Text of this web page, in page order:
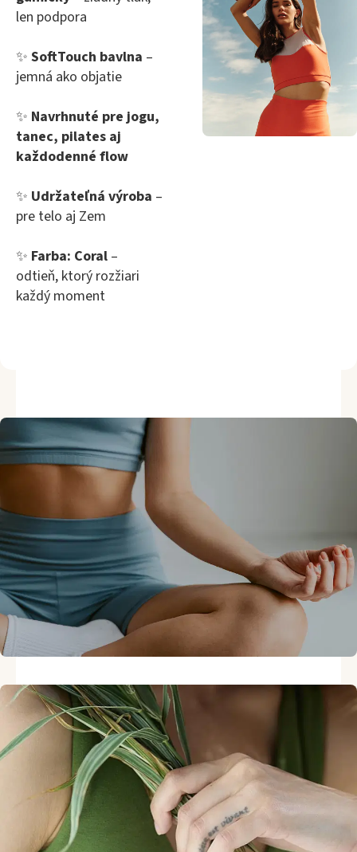
len podpora
✨ SoftTouch bavlna –
jemná ako objatie
✨ Navrhnuté pre jogu,
tanec, pilates aj
každodenné flow
✨ Udržateľná výroba –
pre telo aj Zem
✨ Farba: Coral –
odtieň, ktorý rozžiari
každý moment